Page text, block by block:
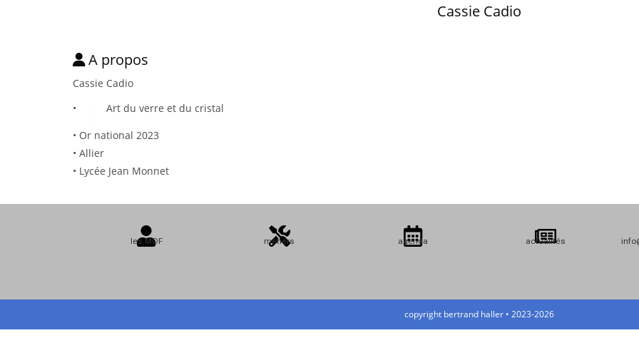
Cassie Cadio
A propos
Cassie Cadio
•
Art du verre et du cristal
• Or national 2023
• Allier
• Lycée Jean Monnet
les MOF métiers agenda actualités
copyright bertrand haller • 2023-2026